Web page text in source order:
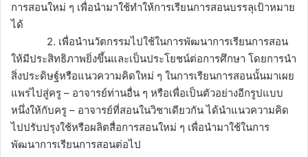
การสอนใหม่ ๆ เพื่อนำมาใช้ทำให้การเรียนการสอนบรรลุเป้าหมาย
ได้
2. เพื่อนำนวัตกรรมไปใช้ในการพัฒนาการเรียนการสอน
ให้มีประสิทธิภาพยิ่งขึ้นและเป็นประโยชน์ต่อการศึกษา โดยการนำ
สิ่งประดิษฐ์หรือแนวความคิดใหม่ ๆ ในการเรียนการสอนนั้นมาเผย
แพร่ไปสู่ครู – อาจารย์ท่านอื่น ๆ หรือเพื่อเป็นตัวอย่างอีกรูปแบบ
หนึ่งให้กับครู – อาจารย์ที่สอนในวิชาเดียวกัน ได้นำแนวความคิด
ไปปรับปรุงใช้หรือผลิตสื่อการสอนใหม่ ๆ เพื่อนำมาใช้ในการ
พัฒนาการเรียนการสอนต่อไป